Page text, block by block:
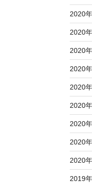
2020
2020
2020
2020
2020
2020
2020
2020
2020
2019